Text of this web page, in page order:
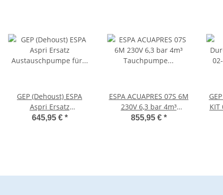
GEP (Dehoust) ESPA
Aspri Ersatz
Austauschpumpe für
645,95 € *
ESPA ACUAPRES 07S 6M
230V 6,3 bar 4m³
Tauchpumpe
855,95 € *
KIT